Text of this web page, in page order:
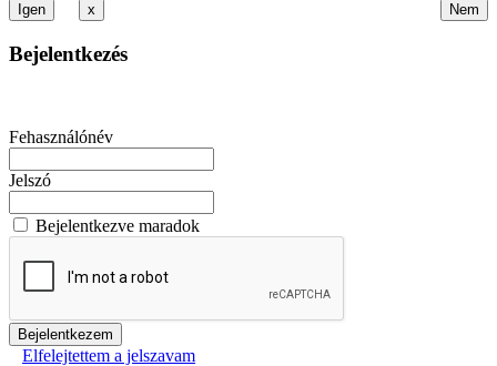
x
Bejelentkezés
Fehasználónév
Jelszó
Bejelentkezve maradok
Elfelejtettem a jelszavam